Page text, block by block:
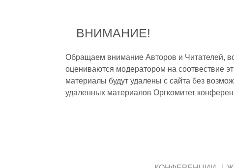
ВНИМАНИЕ!
Обращаем внимание Авторов и Читателей,
оцениваются модератором на соотвествие
материалы будут удалены с сайта без
удаленных материалов Оргкомитет